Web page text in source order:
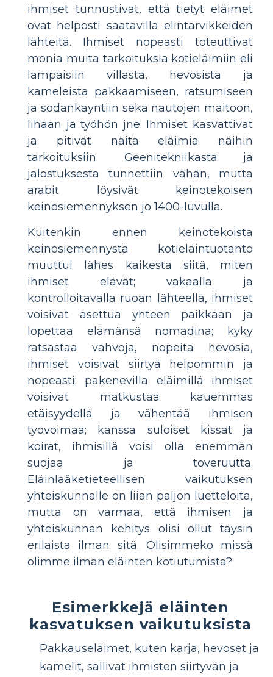
ihmiset tunnustivat, että tietyt eläimet
ovat helposti saatavilla elintarvikkeiden
lähteitä. Ihmiset nopeasti toteuttivat
monia muita tarkoituksia kotieläimiin eli
lampaisiin villasta, hevosista ja
kameleista pakkaamiseen, ratsumiseen
ja sodankäyntiin sekä nautojen maitoon,
lihaan ja työhön jne. Ihmiset kasvattivat
ja pitivät näitä eläimiä näihin
tarkoituksiin. Geenitekniikasta ja
jalostuksesta tunnettiin vähän, mutta
arabit löysivät keinotekoisen
keinosiemennyksen jo 1400-luvulla.
Kuitenkin ennen keinotekoista
keinosiemennystä kotieläintuotanto
muuttui lähes kaikesta siitä, miten
ihmiset elävät; vakaalla ja
kontrolloitavalla ruoan lähteellä, ihmiset
voisivat asettua yhteen paikkaan ja
lopettaa elämänsä nomadina; kyky
ratsastaa vahvoja, nopeita hevosia,
ihmiset voisivat siirtyä helpommin ja
nopeasti; pakenevilla eläimillä ihmiset
voisivat matkustaa kauemmas
etäisyydellä ja vähentää ihmisen
työvoimaa; kanssa suloiset kissat ja
koirat, ihmisillä voisi olla enemmän
suojaa ja toveruutta.
Eläinlääketieteellisen vaikutuksen
yhteiskunnalle on liian paljon luetteloita,
mutta on varmaa, että ihmisen ja
yhteiskunnan kehitys olisi ollut täysin
erilaista ilman sitä. Olisimmeko missä
olimme ilman eläinten kotiutumista?
Esimerkkejä eläinten
kasvatuksen vaikutuksista
Pakkauseläimet, kuten karja, hevoset ja
kamelit, sallivat ihmisten siirtyvän ja